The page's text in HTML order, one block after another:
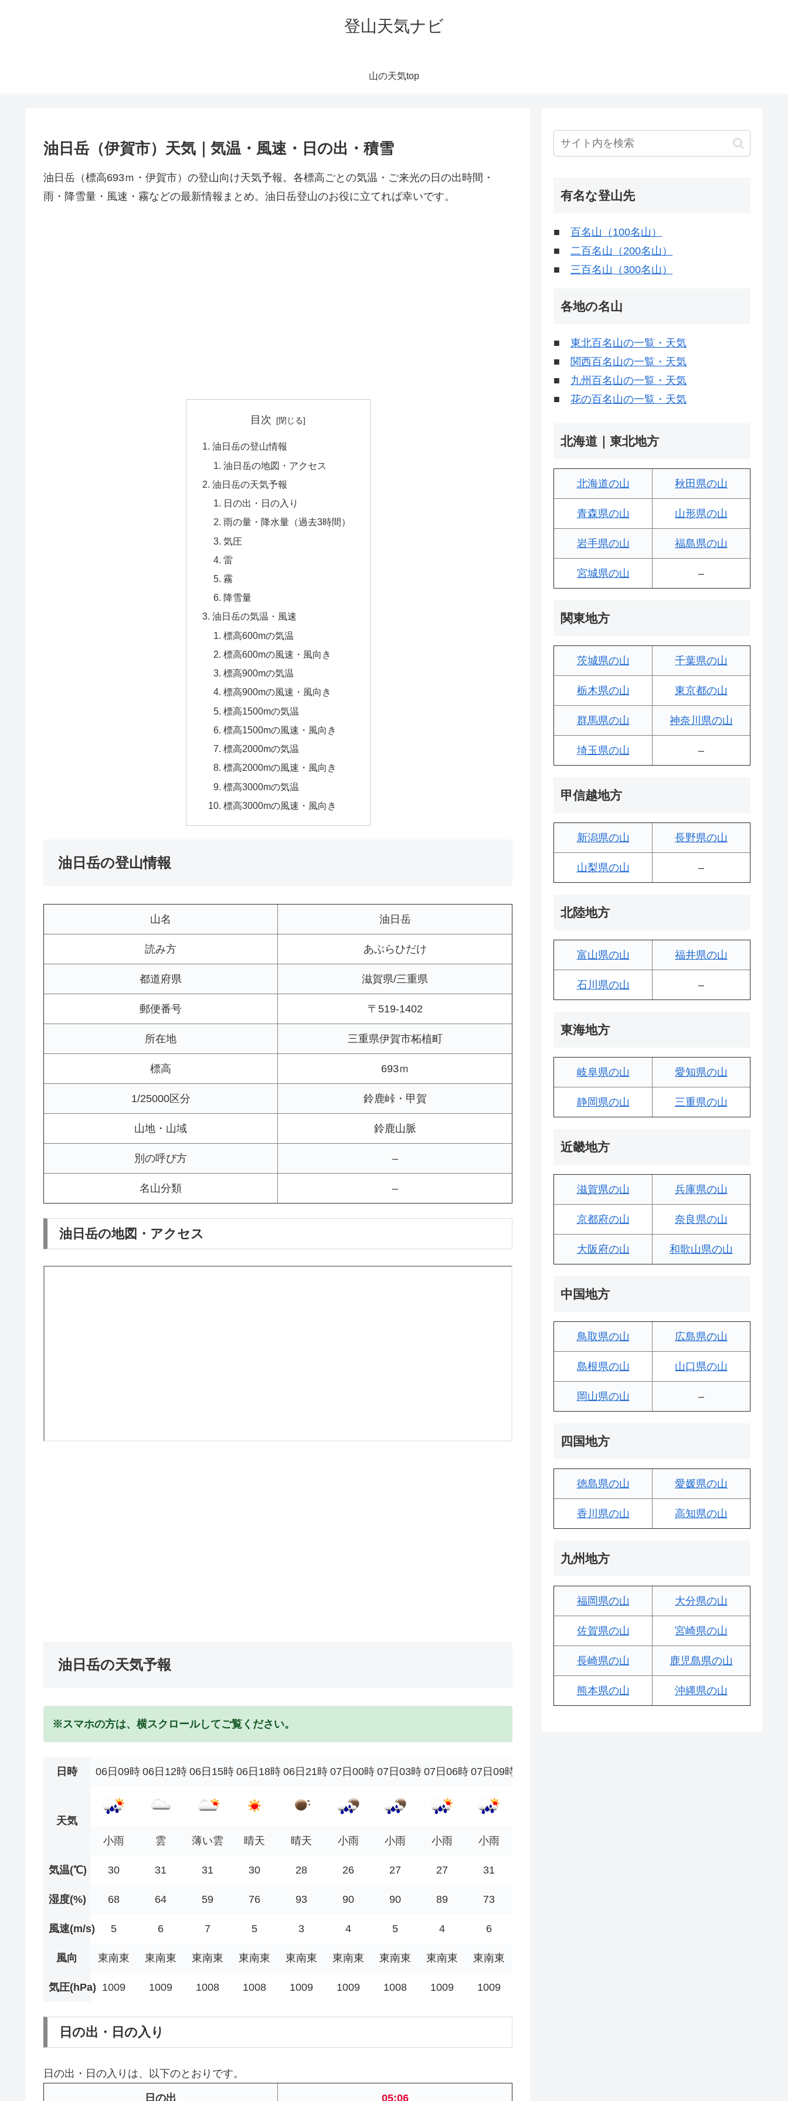
登山天気ナビ
山の天気top
油日岳（伊賀市）天気｜気温・風速・日の出・積雪
油日岳（標高693ｍ・伊賀市）の登山向け天気予報。各標高ごとの気温・ご来光の日の出時間・
雨・降雪量・風速・霧などの最新情報まとめ。油日岳登山のお役に立てれば幸いです。
目次
油日岳の登山情報
油日岳の地図・アクセス
油日岳の天気予報
日の出・日の入り
雨の量・降水量（過去3時間）
気圧
雷
霧
降雪量
油日岳の気温・風速
標高600mの気温
標高600mの風速・風向き
標高900mの気温
標高900mの風速・風向き
標高1500mの気温
標高1500mの風速・風向き
標高2000mの気温
標高2000mの風速・風向き
標高3000mの気温
標高3000mの風速・風向き
油日岳の登山情報
山名 油日岳
読み方 あぶらひだけ
都道府県 滋賀県/三重県
郵便番号 〒519-1402
所在地 三重県伊賀市柘植町
標高 693ｍ
1/25000区分 鈴鹿峠・甲賀
山地・山域 鈴鹿山脈
別の呼び方 –
名山分類 –
油日岳の地図・アクセス
油日岳の天気予報
※スマホの方は、横スクロールしてご覧ください。
日時 06日09時 06日12時 06日15時 06日18時 06日21時 07日00時 07日03時 07日06時 07日09時
天気
小雨
雲 薄い雲 晴天 晴天 小雨 小雨 小雨 小雨
気温(℃) 30 31 31 30 28 26 27 27 31
湿度(%) 68 64 59 76 93 90 90 89 73
風速(m/s) 5 6 7 5 3 4 5 4 6
風向 東南東 東南東 東南東 東南東 東南東 東南東 東南東 東南東 東南東
気圧(hPa) 1009 1009 1008 1008 1009 1009 1008 1009 1009
日の出・日の入り
日の出・日の入りは、以下のとおりです。
日の出 05:06
有名な登山先
■ 百名山（100名山）
■ 二百名山（200名山）
■ 三百名山（300名山）
各地の名山
■ 東北百名山の一覧・天気
■ 関西百名山の一覧・天気
■ 九州百名山の一覧・天気
■ 花の百名山の一覧・天気
北海道｜東北地方
北海道の山 秋田県の山
青森県の山 山形県の山
岩手県の山 福島県の山
宮城県の山 –
関東地方
茨城県の山 千葉県の山
栃木県の山 東京都の山
群馬県の山 神奈川県の山
埼玉県の山 –
甲信越地方
新潟県の山 長野県の山
山梨県の山 –
北陸地方
富山県の山 福井県の山
石川県の山 –
東海地方
岐阜県の山 愛知県の山
静岡県の山 三重県の山
近畿地方
滋賀県の山 兵庫県の山
京都府の山 奈良県の山
大阪府の山 和歌山県の山
中国地方
鳥取県の山 広島県の山
島根県の山 山口県の山
岡山県の山 –
四国地方
徳島県の山 愛媛県の山
香川県の山 高知県の山
九州地方
福岡県の山 大分県の山
佐賀県の山 宮崎県の山
長崎県の山 鹿児島県の山
熊本県の山 沖縄県の山